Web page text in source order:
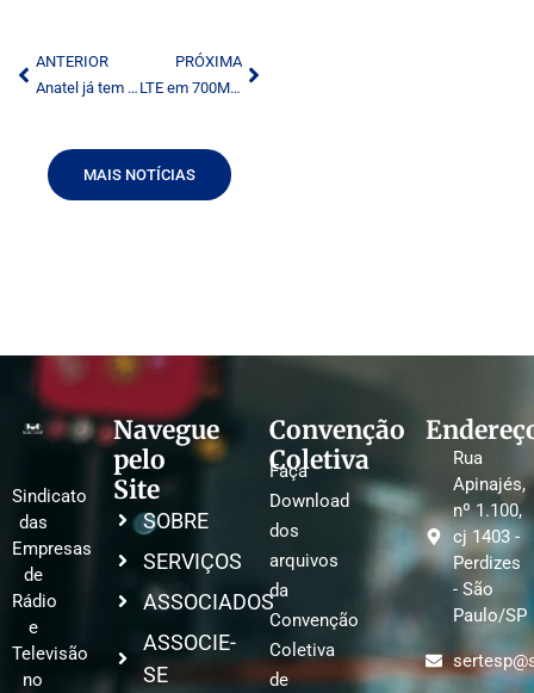
ANTERIOR
Anatel já tem data para a abertura das propostas do leilão de 700 MHz: 12 de agosto
PRÓXIMA
LTE em 700MHz: Anatel recebe esta semana minuta de testes de laboratório
MAIS NOTÍCIAS
Sindicato
das
Empresas
de
Rádio
e
Televisão
no
Navegue
pelo
Site
SOBRE
SERVIÇOS
ASSOCIADOS
ASSOCIE-
SE
Convenção
Coletiva
Faça
Download
dos
arquivos
da
Convenção
Coletiva
de
Rua
Apinajés,
nº 1.100,
cj 1403 -
Perdizes
- São
Paulo/SP